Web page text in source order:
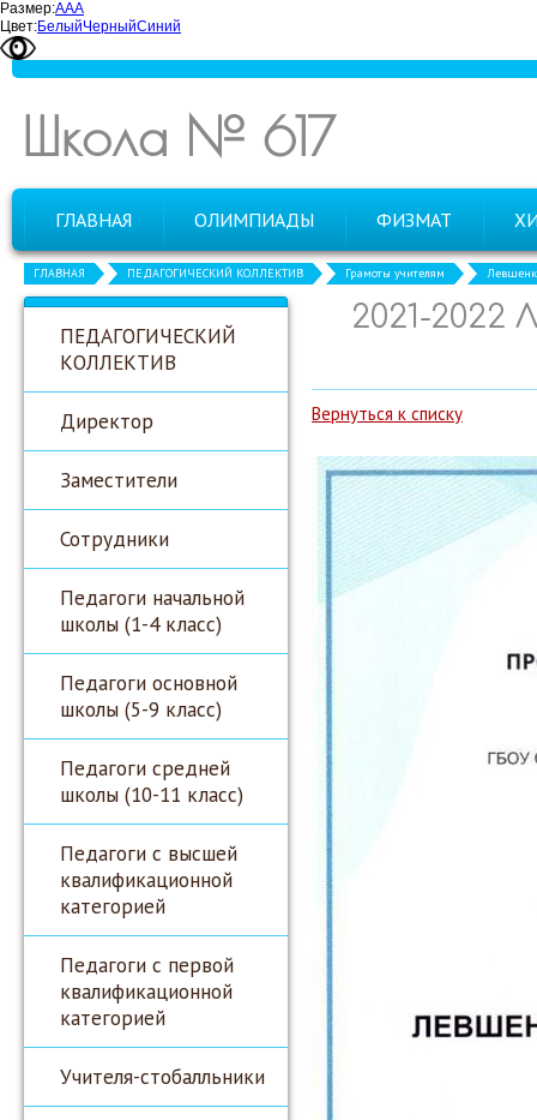
Размер:ААА
Цвет:БелыйЧерныйСиний
Школа № 617
ГЛАВНАЯ ОЛИМПИАДЫ ФИЗМАТ
ГЛАВНАЯ ПЕДАГОГИЧЕСКИЙ КОЛЛЕКТИВ Грамоты учителям
ПЕДАГОГИЧЕСКИЙ
КОЛЛЕКТИВ
Директор
Заместители
Сотрудники
Педагоги начальной
школы (1-4 класс)
Педагоги основной
школы (5-9 класс)
Педагоги средней
школы (10-11 класс)
Педагоги с высшей
квалификационной
категорией
Педагоги с первой
квалификационной
категорией
Учителя-стобалльники
2021-2022
Вернуться к списку